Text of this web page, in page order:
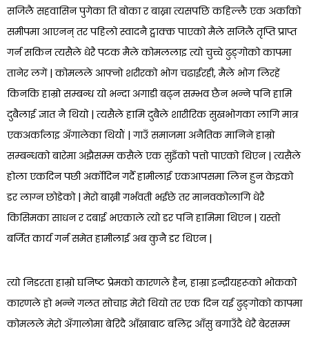
सजिलै सहवासिन पुगेका ति बोका र बाख्रा त्यसपछि कहिल्लै एक अर्काको
समीपमा आएनन् तर पहिलो स्वादनै ट्वाक्क पाएको मैले सजिलै तृप्ति प्राप्त
गर्न सकिन त्यसैले धेरै पटक मैले कोमललाइ त्यो चुच्चे ढुङ्गोको कापमा
तानेर लगें | कोमलले आफ्नो शरीरको भोग चढाईरही, मैले भोग लिरहें
किनकि हाम्रो सम्बन्ध यो भन्दा अगाडी बढ्न सम्भव छैन भन्ने पनि हामि
दुबैलाई ज्ञात नै थियो | त्यसैले हामि दुबैले शारीरिक सुखभोगका लागि मात्र
एकअर्कालाइ अँगालेका थियौं | गाउँ समाजमा अनैतिक मानिने हाम्रो
सम्बन्धको बारेमा अझैसम्म कसैले एक सुइँको पत्तो पाएको थिएन | त्यसैले
होला एकदिन पछी अर्कोदिन गर्दै हामीलाई एकआपसमा लिन हुन केइको
डर लाग्न छोडेको | मेरो बाख्री गर्भवती भईछे तर मानवकोलागि धेरै
किसिमका साधन र दबाई भएकाले त्यो डर पनि हामिमा थिएन | यस्तो
बर्जित कार्य गर्न समेत हामीलाई अब कुनै डर थिएन |
त्यो निडरता हाम्रो घनिष्ट प्रेमको कारणले हैन, हाम्रा इन्द्रीयहरूको भोकको
कारणले हो भन्ने गलत सोचाइ मेरो थियो तर एक दिन यई ढुङ्गोको कापमा
कोमलले मेरो अँगालोमा बेरिदै आँखाबाट बलिद्र आँसु बगाउँदै धेरै बेरसम्म